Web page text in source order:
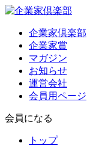
企業家倶楽部
企業家賞
マガジン
お知らせ
運営会社
会員用ページ
会員になる
トップ